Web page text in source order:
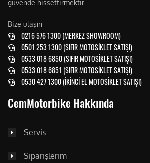
güvende hissettirmektir.
Bize ulaşın
0216 576 1300 (MERKEZ SHOWROOM)
0501 253 1300 (SIFIR MOTOSİKLET SATIŞI)
0533 018 6850 (SIFIR MOTOSİKLET SATIŞI)
0533 018 6851 (SIFIR MOTOSİKLET SATIŞI)
0530 427 1300 (İKİNCİ EL MOTOSİKLET SATIŞI)
CemMotorbike Hakkında
Servis
Siparişlerim